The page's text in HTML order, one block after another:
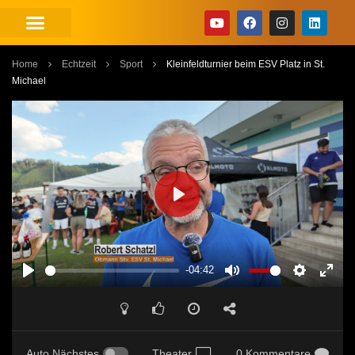
Home Echtzeit Sport
Kleinfeldturnier beim ESV Platz in St.
Michael
PLAY
-04:42
MUTE SETTINGS
PLAY